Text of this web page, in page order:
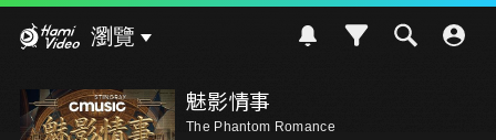
瀏覽
魅影情事
The Phantom Romance